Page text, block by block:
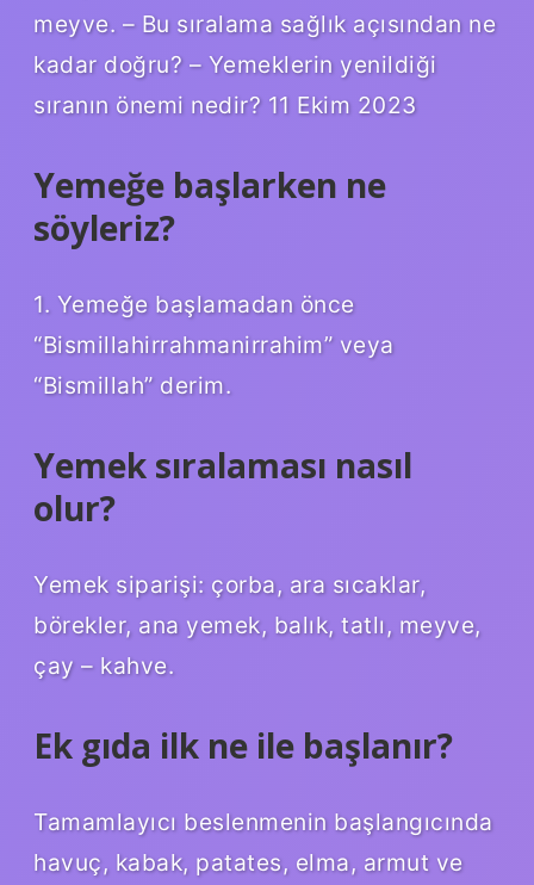
meyve. – Bu sıralama sağlık açısından ne
kadar doğru? – Yemeklerin yenildiği
sıranın önemi nedir? 11 Ekim 2023
Yemeğe başlarken ne
söyleriz?
1. Yemeğe başlamadan önce
“Bismillahirrahmanirrahim” veya
“Bismillah” derim.
Yemek sıralaması nasıl
olur?
Yemek siparişi: çorba, ara sıcaklar,
börekler, ana yemek, balık, tatlı, meyve,
çay – kahve.
Ek gıda ilk ne ile başlanır?
Tamamlayıcı beslenmenin başlangıcında
havuç, kabak, patates, elma, armut ve